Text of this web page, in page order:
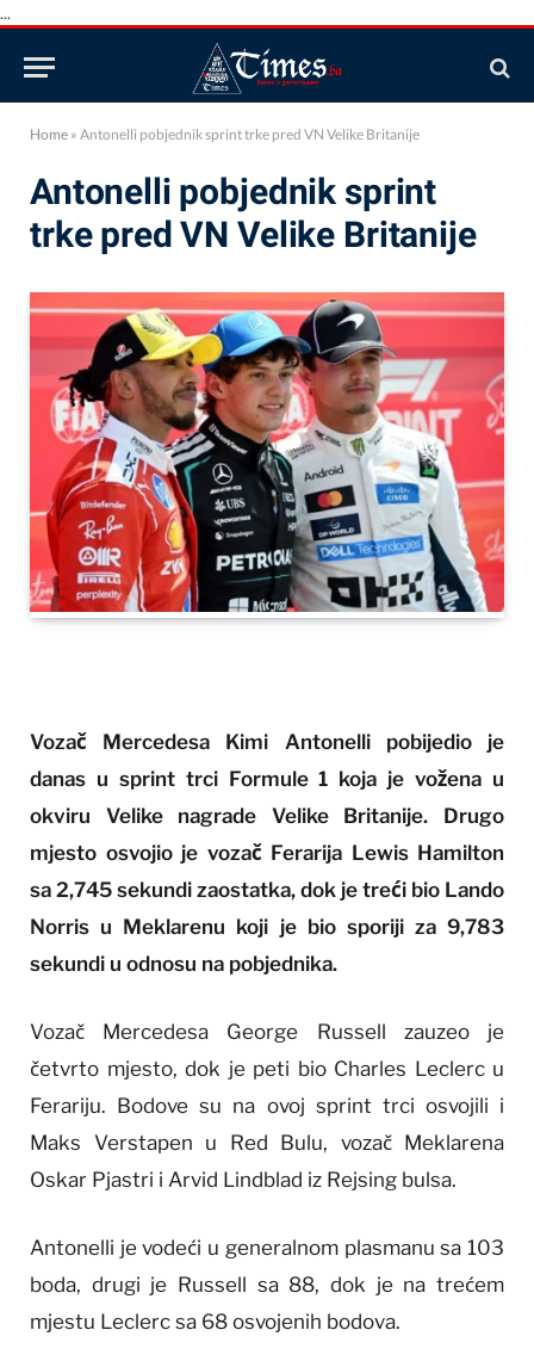
...
Home » Antonelli pobjednik sprint trke pred VN Velike Britanije
Antonelli pobjednik sprint
trke pred VN Velike Britanije
Vozač Mercedesa Kimi Antonelli pobijedio je
danas u sprint trci Formule 1 koja je vožena u
okviru Velike nagrade Velike Britanije. Drugo
mjesto osvojio je vozač Ferarija Lewis Hamilton
sa 2,745 sekundi zaostatka, dok je treći bio Lando
Norris u Meklarenu koji je bio sporiji za 9,783
sekundi u odnosu na pobjednika.
Vozač Mercedesa George Russell zauzeo je
četvrto mjesto, dok je peti bio Charles Leclerc u
Ferariju. Bodove su na ovoj sprint trci osvojili i
Maks Verstapen u Red Bulu, vozač Meklarena
Oskar Pjastri i Arvid Lindblad iz Rejsing bulsa.
Antonelli je vodeći u generalnom plasmanu sa 103
boda, drugi je Russell sa 88, dok je na trećem
mjestu Leclerc sa 68 osvojenih bodova.